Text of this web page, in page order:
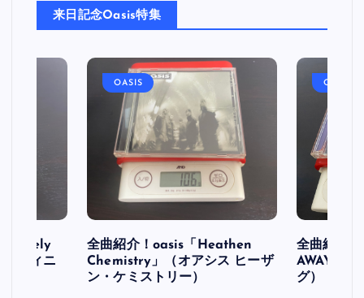
来日記念Oasis特集
フィニ
OASIS
全曲紹介！oasis「Heathen
Chemistry」（オアシス ヒーザ
ン・ケミストリー）
OASIS
全曲紹介
AWAY」
グ）